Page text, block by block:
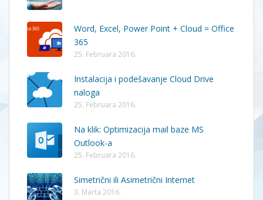
Word, Excel, Power Point + Cloud = Office
365
25. Februara 2016.
Instalacija i podešavanje Cloud Drive
naloga
25. Februara 2016.
Na klik: Optimizacija mail baze MS
Outlook-a
25. Februara 2016.
Simetrični ili Asimetrični Internet
3. Marta 2016.